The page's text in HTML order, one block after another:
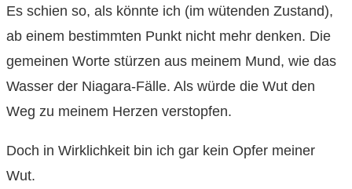
Es schien so, als könnte ich (im wütenden Zustand),
ab einem bestimmten Punkt nicht mehr denken. Die
gemeinen Worte stürzen aus meinem Mund, wie das
Wasser der Niagara-Fälle. Als würde die Wut den
Weg zu meinem Herzen verstopfen.
Doch in Wirklichkeit bin ich gar kein Opfer meiner
Wut.